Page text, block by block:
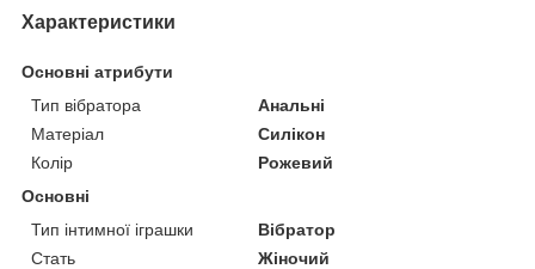
Характеристики
Основні атрибути
Тип вібратора
Анальні
Матеріал
Силікон
Колір
Рожевий
Основні
Тип інтимної іграшки
Вібратор
Стать
Жіночий